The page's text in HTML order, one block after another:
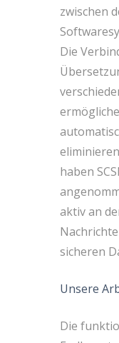
zwischen
Die
haben
aktiv an
sicheren
Unsere
Die